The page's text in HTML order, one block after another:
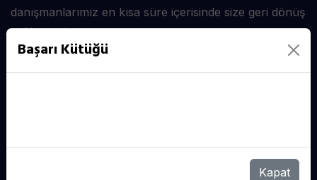
danışmanlarımız en kısa süre içerisinde size geri dönüş
sağlayacaktır.
Başarı Kütüğü
Kapat